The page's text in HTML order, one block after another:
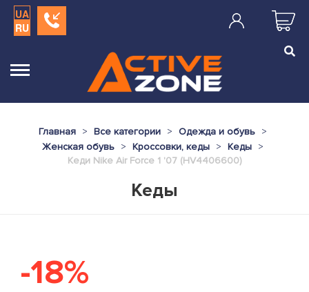
UA
RU
Главная Все категории
Одежда и обувь
Женская обувь
Кроссовки, кеды
Кеды
Кеди Nike Air Force 1 '07 (HV4406600)
Кеды
-18%